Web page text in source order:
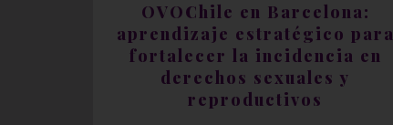
OVOChile en Barcelona:
aprendizaje estratégico para
fortalecer la incidencia en
derechos sexuales y
reproductivos